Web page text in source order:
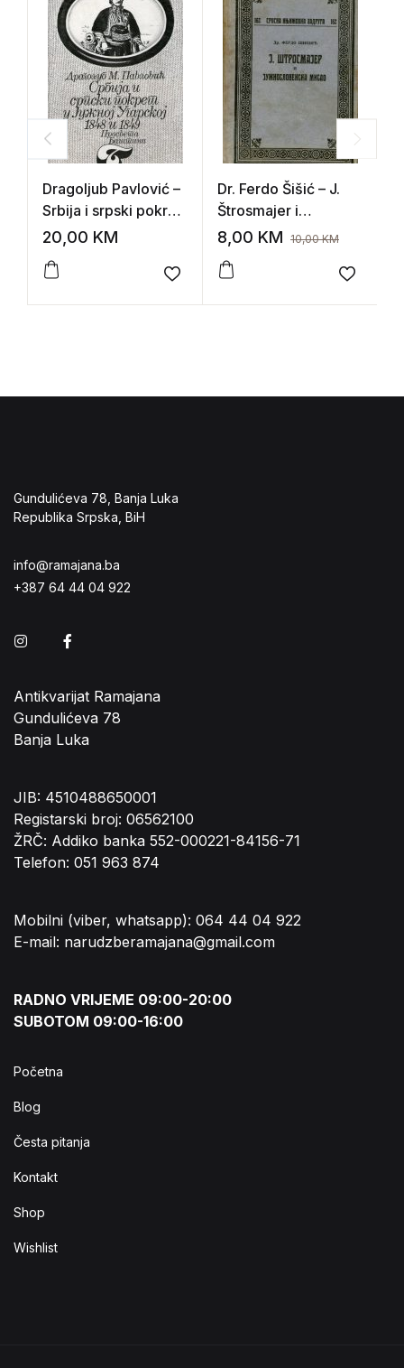
Dragoljub Pavlović –
Srbija i srpski pokret
u Južnoj Ugarskoj
20,00 KM
Add to wishlist
Dr. Ferdo Šišić – J.
Štrosmajer i
južnoslovenska
8,00 KM 10,00KM
Add to
Gundulićeva 78, Banja Luka
Republika Srpska, BiH
info@ramajana.ba
+387 64 44 04 922
Instagram
Antikvarijat Ramajana
Gundulićeva 78
Banja Luka
JIB: 4510488650001
Registarski broj: 06562100
ŽRČ: Addiko banka 552-000221-84156-71
Telefon: 051 963 874
Mobilni (viber, whatsapp): 064 44 04 922
E-mail: narudzberamajana@gmail.com
RADNO VRIJEME 09:00-20:00
SUBOTOM 09:00-16:00
Početna
Blog
Česta pitanja
Kontakt
Shop
Wishlist